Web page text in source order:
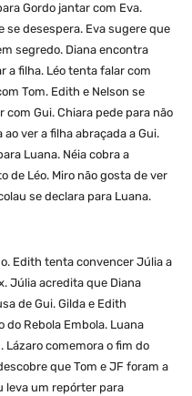
Gordo jantar com Eva.
se desespera. Eva sugere que
segredo. Diana encontra
a filha. Léo tenta falar com
Tom. Edith e Nelson se
Gui. Chiara pede para não
ver a filha abraçada a Gui.
Luana. Néia cobra a
de Léo. Miro não gosta de ver
se declara para Luana.
Edith tenta convencer Júlia a
Júlia acredita que Diana
de Gui. Gilda e Edith
Rebola Embola. Luana
Lázaro comemora o fim do
que Tom e JF foram a
leva um repórter para